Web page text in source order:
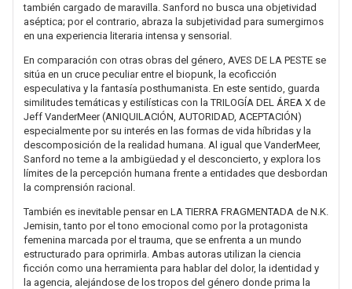
también cargado de maravilla. Sanford no busca una objetividad
aséptica; por el contrario, abraza la subjetividad para sumergirnos
en una experiencia literaria intensa y sensorial.
En comparación con otras obras del género, AVES DE LA PESTE se
sitúa en un cruce peculiar entre el biopunk, la ecoficción
especulativa y la fantasía posthumanista. En este sentido, guarda
similitudes temáticas y estilísticas con la TRILOGÍA DEL ÁREA X de
Jeff VanderMeer (ANIQUILACIÓN, AUTORIDAD, ACEPTACIÓN)
especialmente por su interés en las formas de vida híbridas y la
descomposición de la realidad humana. Al igual que VanderMeer,
Sanford no teme a la ambigüedad y el desconcierto, y explora los
límites de la percepción humana frente a entidades que desbordan
la comprensión racional.
También es inevitable pensar en LA TIERRA FRAGMENTADA de N.K.
Jemisin, tanto por el tono emocional como por la protagonista
femenina marcada por el trauma, que se enfrenta a un mundo
estructurado para oprimirla. Ambas autoras utilizan la ciencia
ficción como una herramienta para hablar del dolor, la identidad y
la agencia, alejándose de los tropos del género donde prima la